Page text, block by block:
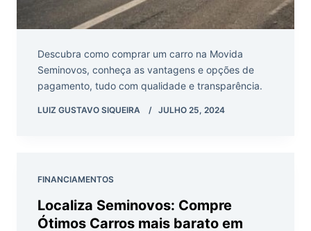
Descubra como comprar um carro na Movida
Seminovos, conheça as vantagens e opções de
pagamento, tudo com qualidade e transparência.
LUIZ GUSTAVO SIQUEIRA JULHO 25, 2024
FINANCIAMENTOS
Localiza Seminovos: Compre
Ótimos Carros mais barato em